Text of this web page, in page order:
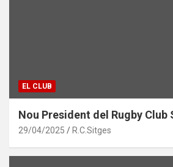
EL CLUB
Nou President del Rugby Club
29/04/2025 R.C.Sitges